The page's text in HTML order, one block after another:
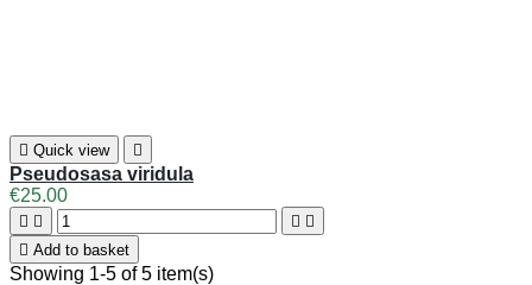
 Quick view 
Pseudosasa viridula
€25.00
   
 Add to basket
Showing 1-5 of 5 item(s)